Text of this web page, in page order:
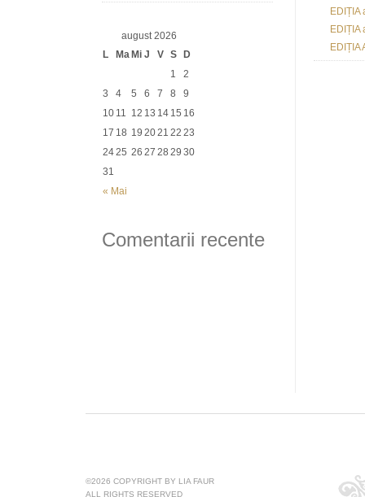
august 2026
L
Ma Mi J V S D
« Mai
1
2
3
4 5 6 7 8
9
10 11 12 13 14 15 16
17 18 19 2021 22 23
2425 26 27 28 29 30
31
Comentarii recente
EDIȚIA
EDIȚIA
EDIȚIA
©2026 COPYRIGHT BY LIA FAUR
ALL RIGHTS RESERVED